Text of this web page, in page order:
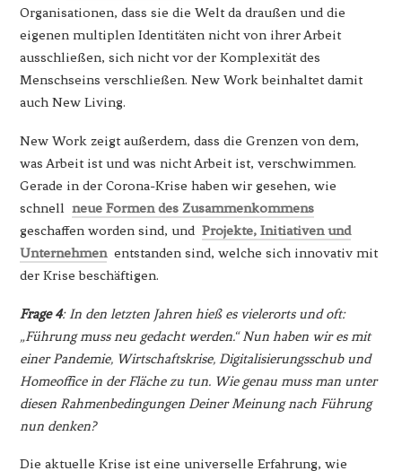
Organisationen, dass sie die Welt da draußen und die
eigenen multiplen Identitäten nicht von ihrer Arbeit
ausschließen, sich nicht vor der Komplexität des
Menschseins verschließen. New Work beinhaltet damit
auch New Living.
New Work zeigt außerdem, dass die Grenzen von dem,
was Arbeit ist und was nicht Arbeit ist, verschwimmen.
Gerade in der Corona-Krise haben wir gesehen, wie
schnell neue Formen des Zusammenkommens
geschaffen worden sind, und Projekte, Initiativen und
Unternehmen entstanden sind, welche sich innovativ mit
der Krise beschäftigen.
Frage 4: In den letzten Jahren hieß es vielerorts und oft:
„Führung muss neu gedacht werden.“ Nun haben wir es mit
einer Pandemie, Wirtschaftskrise, Digitalisierungsschub und
Homeoffice in der Fläche zu tun. Wie genau muss man unter
diesen Rahmenbedingungen Deiner Meinung nach Führung
nun denken?
Die aktuelle Krise ist eine universelle Erfahrung, wie